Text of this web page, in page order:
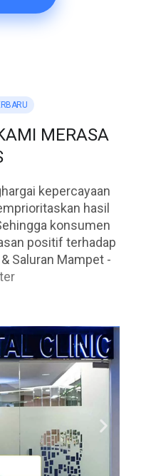
MERASA
kepercayaan
hasil
konsumen
positif terhadap
Saluran Mampet -